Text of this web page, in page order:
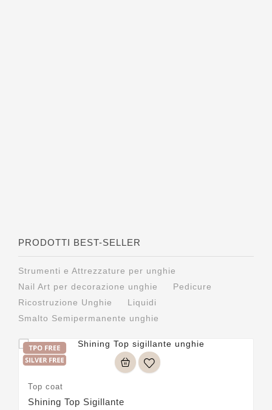
PRODOTTI BEST-SELLER
Strumenti e Attrezzature per unghie
Nail Art per decorazione unghie
Pedicure
Ricostruzione Unghie
Liquidi
Smalto Semipermanente unghie
Top coat
Shining Top Sigillante